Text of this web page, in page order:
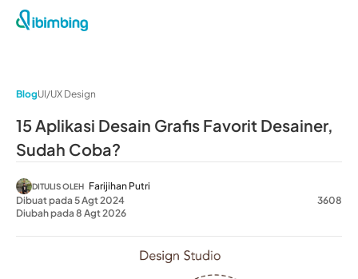
BlogUI/UX Design
15 Aplikasi Desain Grafis Favorit Desainer,
Sudah Coba?
DITULIS OLEH Farijihan Putri
Dibuat pada 5 Agt 2024
Diubah pada 8 Agt 2026
3608